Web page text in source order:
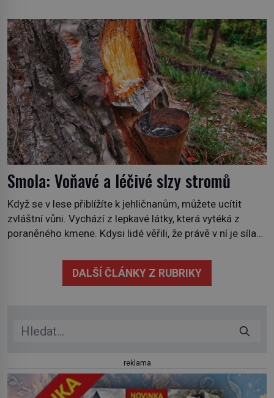
na podzim 1958 jako hec. Rádio Luxembourg přichází s
neobvyklou výzvou. Tomu, kdo dokáže dopravit ze
severního polárního kruhu na […]
Smola: Voňavé a léčivé slzy stromů
Když se v lese přiblížíte k jehličnanům, můžete ucítit
zvláštní vůni. Vychází z lepkavé látky, která vytéká z
poraněného kmene. Kdysi lidé věřili, že právě v ní je síla
lidstvo pracovalo. Chrání strom před infekcí, hmyzem a
vysycháním. Dá se říct, že je to přírodní […]
DALŠÍ ČLÁNKY Z RUBRIKY
reklama